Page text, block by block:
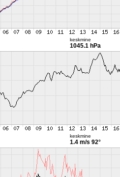
keskmine
1045.1 hPa
keskmine
1.4 m/s 92°